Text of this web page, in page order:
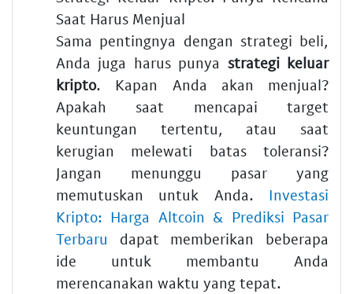
Saat Harus Menjual
Sama pentingnya dengan strategi beli,
Anda juga harus punya strategi keluar
kripto. Kapan Anda akan menjual?
Apakah saat mencapai target
keuntungan tertentu, atau saat
kerugian melewati batas toleransi?
Jangan menunggu pasar yang
memutuskan untuk Anda. Investasi
Kripto: Harga Altcoin & Prediksi Pasar
Terbaru dapat memberikan beberapa
ide untuk membantu Anda
merencanakan waktu yang tepat.